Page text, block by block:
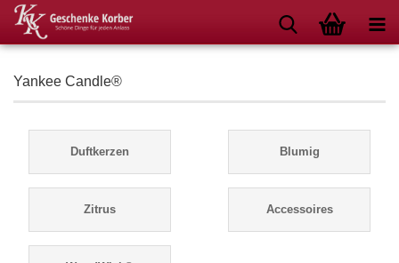
Yankee Candle®
Duftkerzen Blumig
Zitrus Accessoires